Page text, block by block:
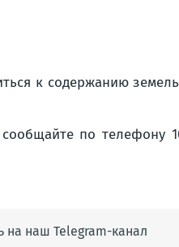
к содержанию
по телефону
на наш Telegram-канал